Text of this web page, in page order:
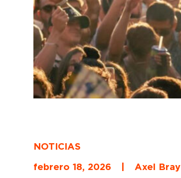
NOTICIAS
febrero 18, 2026
Axel Bray